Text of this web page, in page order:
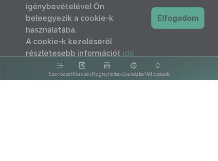
SzerkezetKeresésMegnyitottakEszköztárVáltozások
igénybevételével Ön
beleegyezik a cookie-k
használatába.
A cookie-k kezeléséről
részletesebb információt ide
kattintva olvashat.
Elfogadom